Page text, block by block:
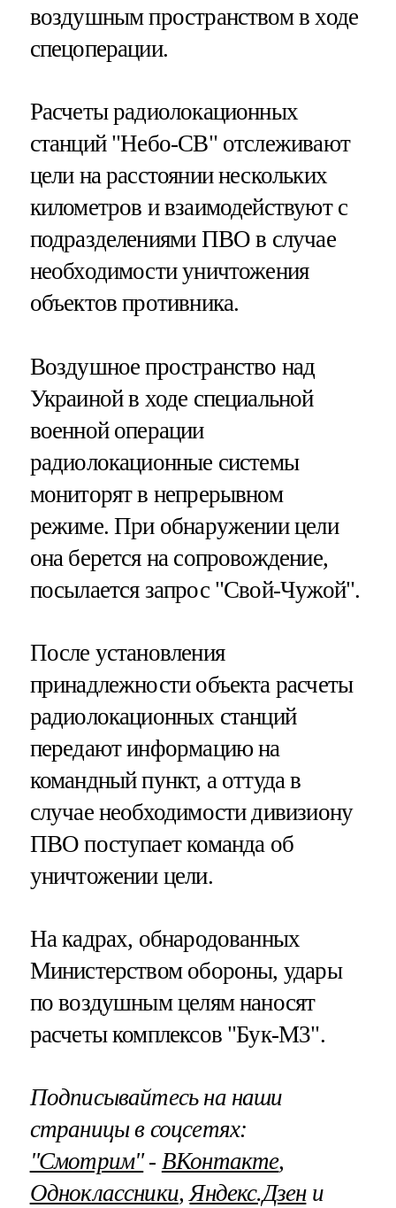
воздушным пространством в ходе
спецоперации.
Расчеты радиолокационных
станций "Небо-СВ" отслеживают
цели на расстоянии нескольких
километров и взаимодействуют с
подразделениями ПВО в случае
необходимости уничтожения
объектов противника.
Воздушное пространство над
Украиной в ходе специальной
военной операции
радиолокационные системы
мониторят в непрерывном
режиме. При обнаружении цели
она берется на сопровождение,
посылается запрос "Свой-Чужой".
После установления
принадлежности объекта расчеты
радиолокационных станций
передают информацию на
командный пункт, а оттуда в
случае необходимости дивизиону
ПВО поступает команда об
уничтожении цели.
На кадрах, обнародованных
Министерством обороны, удары
по воздушным целям наносят
расчеты комплексов "Бук-М3".
Подписывайтесь на наши
страницы в соцсетях:
"Смотрим"‐ ВКонтакте,
Одноклассники,Яндекс.Дзени